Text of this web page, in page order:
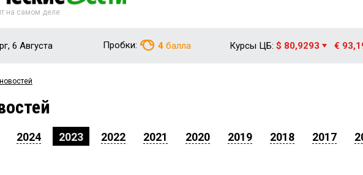
на самом деле
6 Августа Пробки: 4 балла Курсы ЦБ: $ 80,9293 €
2024 2023 2022 2021 2020 2019 2018 2017